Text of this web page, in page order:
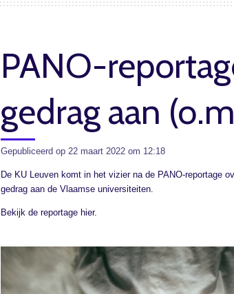
PANO-
gedrag aan
Gepubliceerd op 22 maart 2022 om 12:18
De KU Leuven komt in het vizier na de PANO-reportage
gedrag aan de Vlaamse universiteiten.
Bekijk de reportage hier.